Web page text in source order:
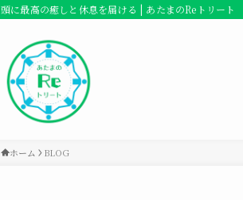
頭に最高の癒しと休息を届ける | あたまのReトリート
ホーム BLOG